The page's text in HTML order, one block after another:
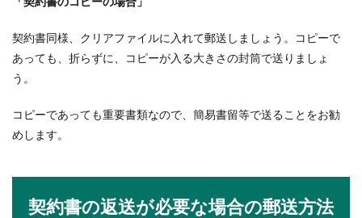
ね。一度はやったことがあるという方が多いと思
サッカー初心者のサッカー上達のコ
知りたいと思...
契約書同様、クリアファイルに入れて郵送しましょう。コピーで
あっても、折らずに、コピーが入る大きさの封筒で送りましょ
う。
コピーであっても重要書類なので、簡易書留等で送ることをお勧
めします。
契約書の返送が必要な場合の郵送方法